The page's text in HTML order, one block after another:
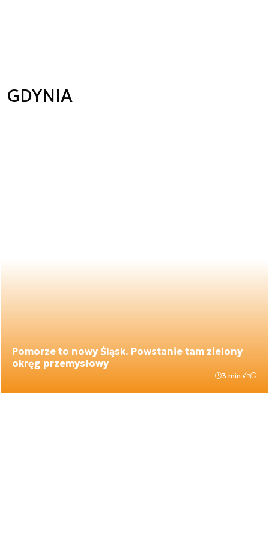
GDYNIA
Pomorze to nowy Śląsk. Powstanie tam zielony
okręg przemysłowy
3 min.